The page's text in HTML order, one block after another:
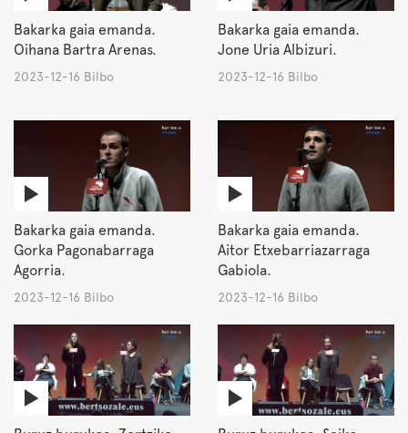
Bakarka gaia emanda.
Oihana Bartra Arenas.
2023-12-16 Bilbo
Bakarka gaia emanda.
Jone Uria Albizuri.
2023-12-16 Bilbo
Bakarka gaia emanda.
Gorka Pagonabarraga
Agorria.
2023-12-16 Bilbo
Bakarka gaia emanda.
Aitor Etxebarriazarraga
Gabiola.
2023-12-16 Bilbo